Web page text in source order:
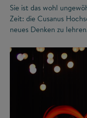
Sie ist das wohl
Zeit: die Cusanus
neues Denken zu